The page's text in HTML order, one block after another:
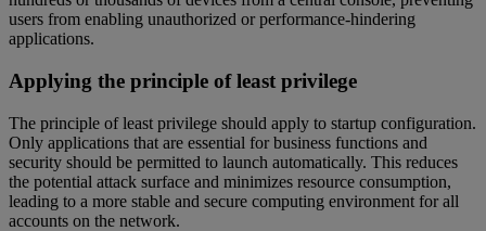
users from enabling unauthorized or performance-hindering
applications.
Applying the principle of least privilege
The principle of least privilege should apply to startup configuration.
Only applications that are essential for business functions and
security should be permitted to launch automatically. This reduces
the potential attack surface and minimizes resource consumption,
leading to a more stable and secure computing environment for all
accounts on the network.